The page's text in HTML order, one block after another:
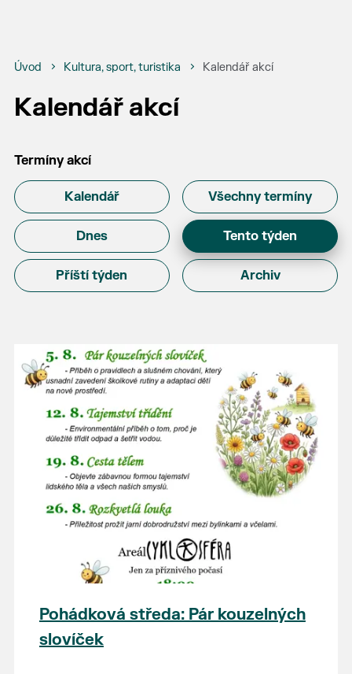
Úvod Kultura, sport, turistika Kalendář akcí
Kalendář akcí
Termíny akcí
Kalendář Všechny termíny
Dnes Tento týden
Příští týden Archiv
Pohádková středa: Pár kouzelných
slovíček